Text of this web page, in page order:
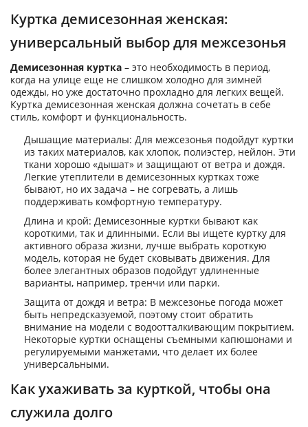
Куртка демисезонная женская:
универсальный выбор для межсезонья
Демисезонная куртка – это необходимость в период,
когда на улице еще не слишком холодно для зимней
одежды, но уже достаточно прохладно для легких вещей.
Куртка демисезонная женская должна сочетать в себе
стиль, комфорт и функциональность.
Дышащие материалы: Для межсезонья подойдут куртки
из таких материалов, как хлопок, полиэстер, нейлон. Эти
ткани хорошо «дышат» и защищают от ветра и дождя.
Легкие утеплители в демисезонных куртках тоже
бывают, но их задача – не согревать, а лишь
поддерживать комфортную температуру.
Длина и крой: Демисезонные куртки бывают как
короткими, так и длинными. Если вы ищете куртку для
активного образа жизни, лучше выбрать короткую
модель, которая не будет сковывать движения. Для
более элегантных образов подойдут удлиненные
варианты, например, тренчи или парки.
Защита от дождя и ветра: В межсезонье погода может
быть непредсказуемой, поэтому стоит обратить
внимание на модели с водоотталкивающим покрытием.
Некоторые куртки оснащены съемными капюшонами и
регулируемыми манжетами, что делает их более
универсальными.
Как ухаживать за курткой, чтобы она
служила долго